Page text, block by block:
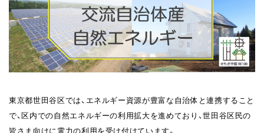
東京都世田谷区では、エネルギー資源が豊富な⾃治体と連携すること
で、区内での⾃然エネルギーの利⽤拡⼤を進めており、世田谷区民の
皆さま向けに電力の利用を受け付けています。